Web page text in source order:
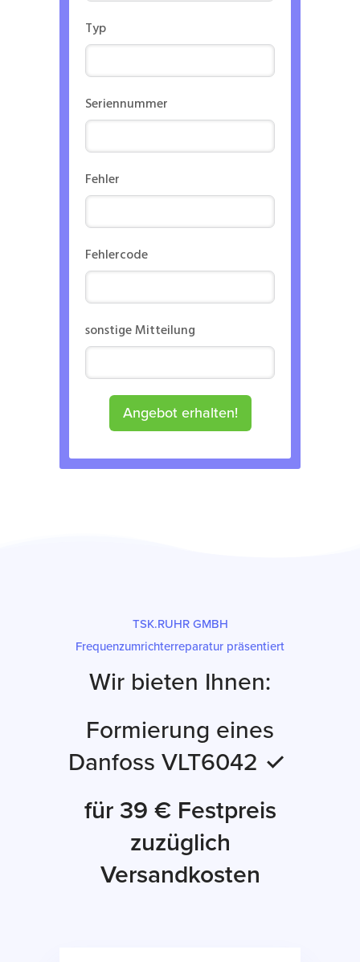
Typ
Seriennummer
Fehler
Fehlercode
sonstige Mitteilung
Angebot erhalten!
TSK.RUHR GMBH
Frequenzumrichterreparatur präsentiert
Wir bieten Ihnen:
Formierung eines
Danfoss VLT6042 ✓
für 39 € Festpreis
zuzüglich
Versandkosten